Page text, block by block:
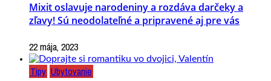
Mixit oslavuje narodeniny a rozdáva darčeky a
zľavy! Sú neodolateľné a pripravené aj pre vás
22 mája, 2023
Tipy Ubytovanie